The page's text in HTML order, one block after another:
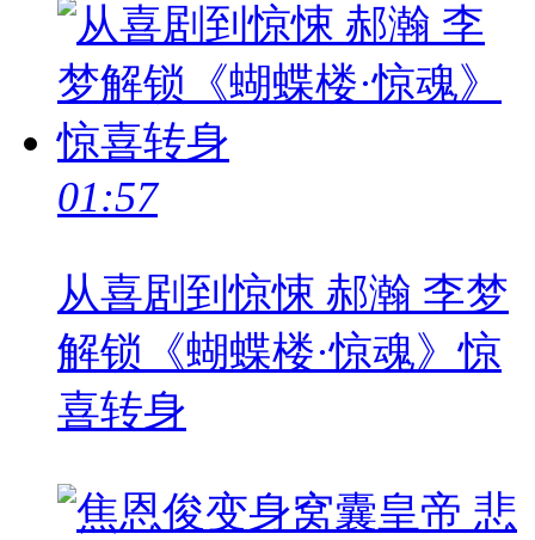
01:57
从喜剧到惊悚 郝瀚 李梦
解锁《蝴蝶楼·惊魂》惊
喜转身